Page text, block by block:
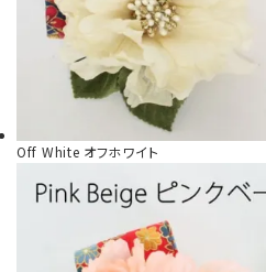
Off White オフホワイト